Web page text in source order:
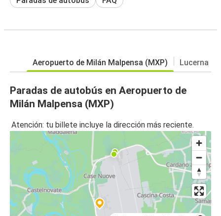
Aeropuerto de Milán Malpensa (MXP) Lucerna
Paradas de autobús en Aeropuerto de
Milán Malpensa (MXP)
Atención: tu billete incluye la dirección más reciente.